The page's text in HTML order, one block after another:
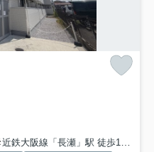
近鉄大阪線「長瀬」駅 徒歩17分